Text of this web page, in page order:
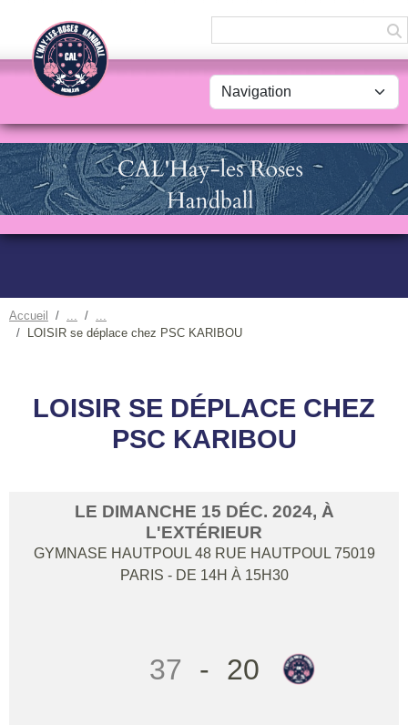
Accueil
LOISIR se déplace chez PSC KARIBOU
LOISIR SE DÉPLACE CHEZ
PSC KARIBOU
LE DIMANCHE 15 DÉC. 2024, À
L'EXTÉRIEUR
GYMNASE HAUTPOUL 48 RUE HAUTPOUL 75019
PARIS - DE 14H À 15H30
37 - 20